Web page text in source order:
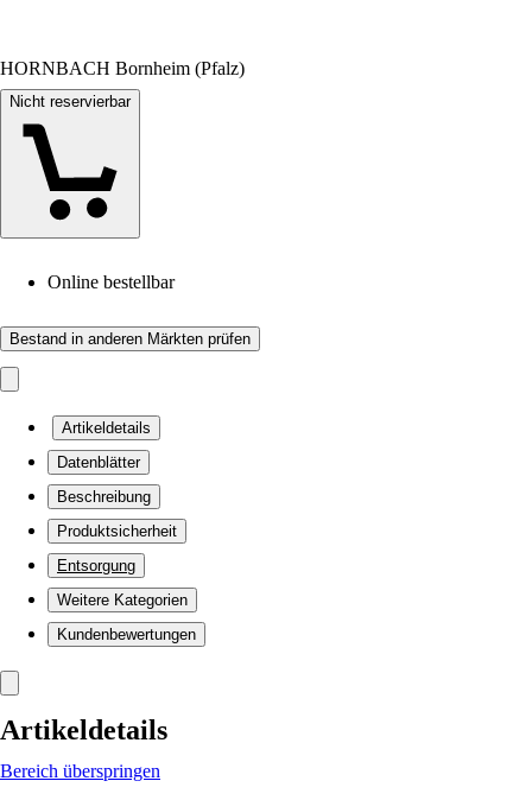
HORNBACH Bornheim (Pfalz)
Nicht reservierbar
Online bestellbar
Bestand in anderen Märkten prüfen
Artikeldetails
Datenblätter
Beschreibung
Produktsicherheit
Entsorgung
Weitere Kategorien
Kundenbewertungen
Artikeldetails
Bereich überspringen